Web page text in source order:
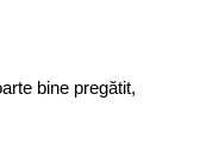
bine pregătit,